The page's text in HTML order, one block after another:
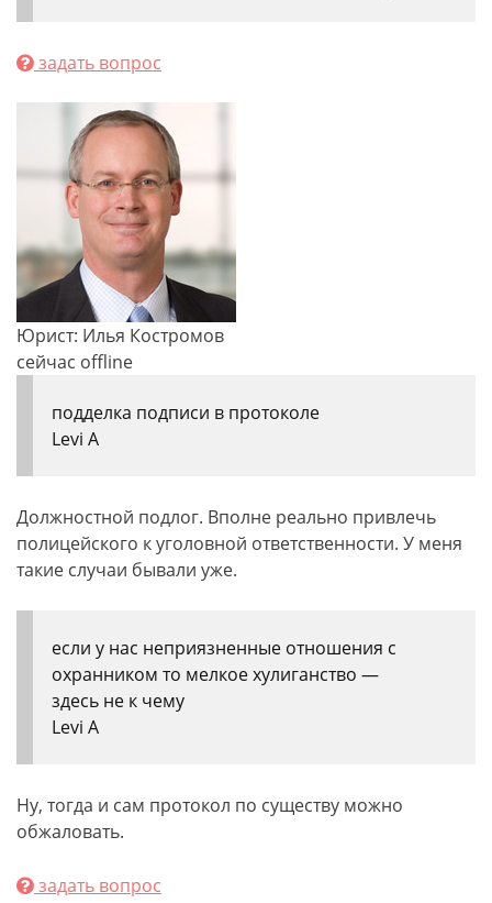
задать вопрос
Юрист: Илья Костромов
сейчас offline
подделка подписи в протоколе
Levi A
Должностной подлог. Вполне реально привлечь
полицейского к уголовной ответственности. У меня
такие случаи бывали уже.
если у нас неприязненные отношения с
охранником то мелкое хулиганство —
здесь не к чему
Levi A
Ну, тогда и сам протокол по существу можно
обжаловать.
задать вопрос